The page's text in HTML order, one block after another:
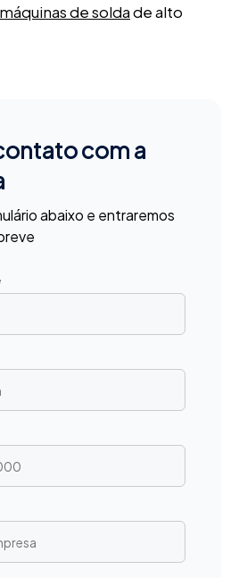
de soldade alto
com a
abaixo e entraremos